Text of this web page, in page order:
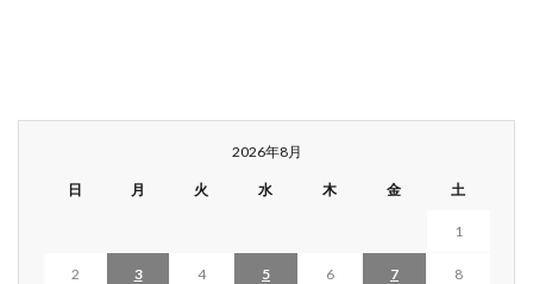
2026年8月
日 月 火 水 木 金 土
1
2 3 4 5 6 7 8